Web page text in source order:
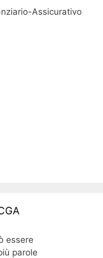
Assicurativo
essere
parole